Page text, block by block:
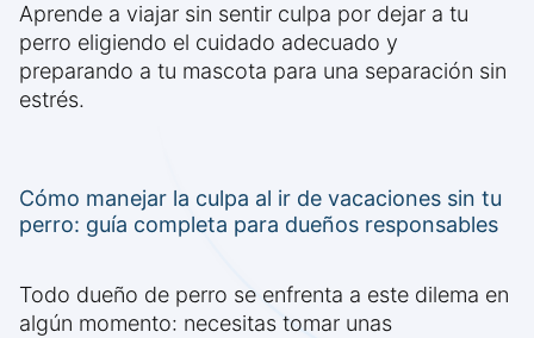
Aprende a viajar sin sentir culpa por dejar a tu
perro eligiendo el cuidado adecuado y
preparando a tu mascota para una separación sin
estrés.
Cómo manejar la culpa al ir de vacaciones sin tu
perro: guía completa para dueños responsables
Todo dueño de perro se enfrenta a este dilema en
algún momento: necesitas tomar unas